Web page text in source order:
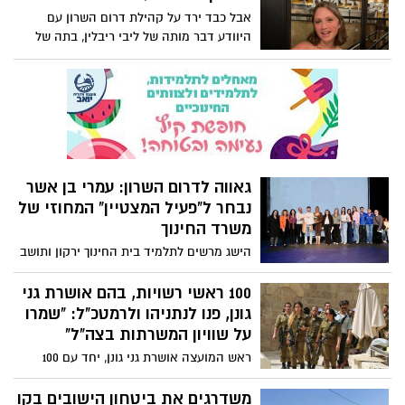
מקצועית של משטרת ישראל, וגורמי המקצוע
באגף רישוי ופיקוח כלי ירייה.
אבל כבד ירד על קהילת דרום השרון עם
היוודע דבר מותה של ליבי ריבלין, בתה של
לימור ריבלין, היועצת המשפטית של המועצה
האזורית דרום השרון. ליבי נפטרה אמש לאחר
בלבד.
גאווה לדרום השרון: עמרי בן אשר
נבחר ל"פעיל המצטיין" המחוזי של
משרד החינוך
הישג מרשים לתלמיד בית החינוך ירקון ותושב
המועצה האזורית דרום השרון: עמרי בן אשר
נבחר ל"פעיל המצטיין" המחוזי של מחוז מרכז
במסגרת טקס ההוקרה השנתי של משרד
החינוך, שנערך אתמול.
100 ראשי רשויות, בהם אושרת גני
גונן, פנו לנתניהו ולרמטכ"ל: "שמרו
על שוויון המשרתות בצה"ל"
ראש המועצה אושרת גני גונן, יחד עם 100
ראשי רשויות, במכתב לנתניהו ולרמטכ"ל
בדרישה להתייצבות ערכית ושמירה על שוויון
משדרגים את ביטחון הישובים בקו